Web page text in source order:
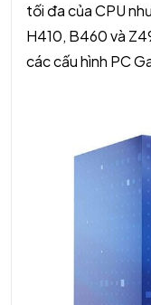
tối đa của CPU
H410, B460 và
các cấu hình PC